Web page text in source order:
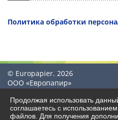
Политика обработки
© Europapier. 2026
ООО «Европапир»
Продолжая использовать
соглашаетесь с
файлов. Для получения